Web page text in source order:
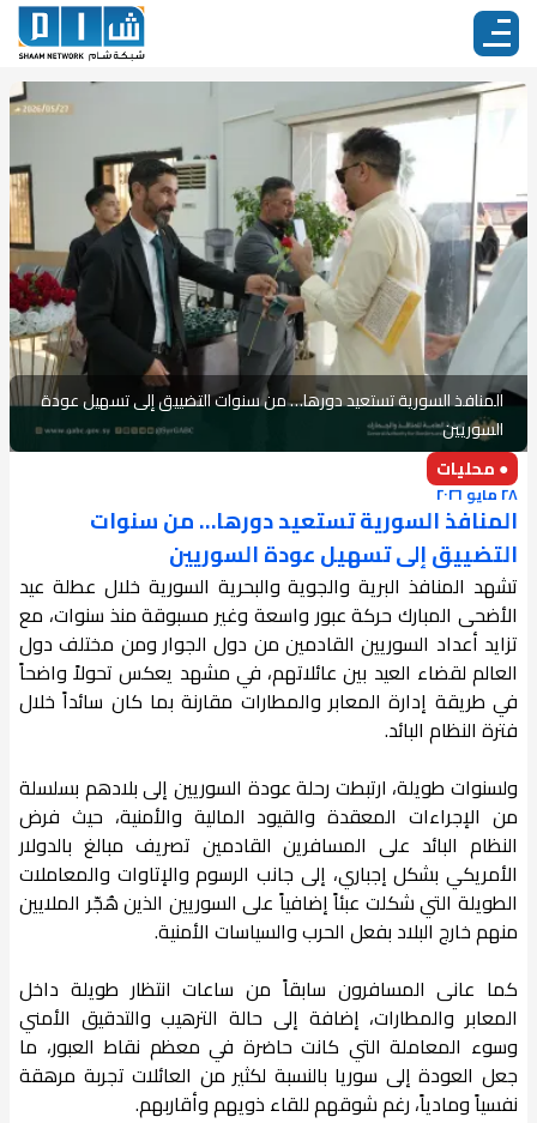
المنافذ السورية تستعيد دورها… من سنوات التضييق إلى تسهيل عودة
السوريين
● محليات
٢٨ مايو ٢٠٢٦
المنافذ السورية تستعيد دورها… من سنوات
التضييق إلى تسهيل عودة السوريين
تشهد المنافذ البرية والجوية والبحرية السورية خلال عطلة عيد
الأضحى المبارك حركة عبور واسعة وغير مسبوقة منذ سنوات، مع
تزايد أعداد السوريين القادمين من دول الجوار ومن مختلف دول
العالم لقضاء العيد بين عائلاتهم، في مشهد يعكس تحولاً واضحاً
في طريقة إدارة المعابر والمطارات مقارنة بما كان سائداً خلال
فترة النظام البائد.
ولسنوات طويلة، ارتبطت رحلة عودة السوريين إلى بلادهم بسلسلة
من الإجراءات المعقدة والقيود المالية والأمنية، حيث فرض
النظام البائد على المسافرين القادمين تصريف مبالغ بالدولار
الأمريكي بشكل إجباري، إلى جانب الرسوم والإتاوات والمعاملات
الطويلة التي شكلت عبئاً إضافياً على السوريين الذين هُجّر الملايين
منهم خارج البلاد بفعل الحرب والسياسات الأمنية.
كما عانى المسافرون سابقاً من ساعات انتظار طويلة داخل
المعابر والمطارات، إضافة إلى حالة الترهيب والتدقيق الأمني
وسوء المعاملة التي كانت حاضرة في معظم نقاط العبور، ما
جعل العودة إلى سوريا بالنسبة لكثير من العائلات تجربة مرهقة
نفسياً ومادياً، رغم شوقهم للقاء ذويهم وأقاربهم.